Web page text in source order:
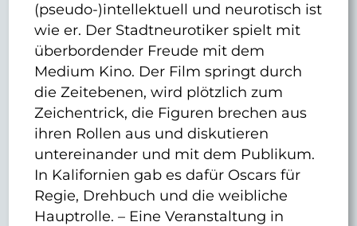
(pseudo-)intellektuell und neurotisch ist
wie er. Der Stadtneurotiker spielt mit
überbordender Freude mit dem
Medium Kino. Der Film springt durch
die Zeitebenen, wird plötzlich zum
Zeichentrick, die Figuren brechen aus
ihren Rollen aus und diskutieren
untereinander und mit dem Publikum.
In Kalifornien gab es dafür Oscars für
Regie, Drehbuch und die weibliche
Hauptrolle. – Eine Veranstaltung in